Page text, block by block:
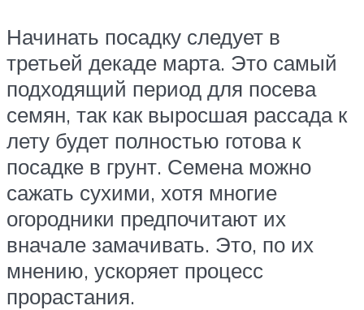
Начинать посадку следует в
третьей декаде марта. Это самый
подходящий период для посева
семян, так как выросшая рассада к
лету будет полностью готова к
посадке в грунт. Семена можно
сажать сухими, хотя многие
огородники предпочитают их
вначале замачивать. Это, по их
мнению, ускоряет процесс
прорастания.